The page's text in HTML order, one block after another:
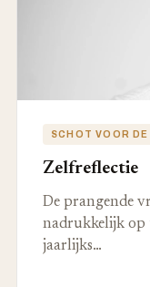
SCHOT VOOR DE
Zelfreflectie
De prangende
nadrukkelijk op
jaarlijks…